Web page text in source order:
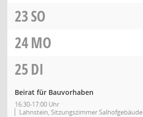
23SO
24MO
25DI
Beirat für Bauvorhaben
16:30-17:00 Uhr
Lahnstein, Sitzungszimmer Salhofgebäude